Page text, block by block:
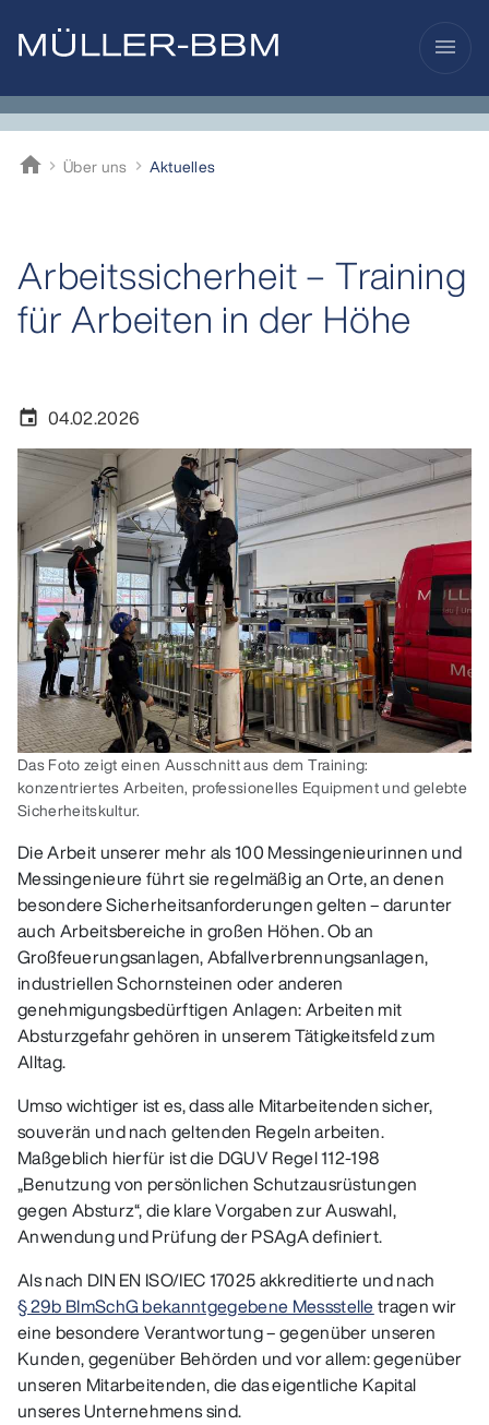
menu
home
Müller-BBMÜber uns Aktuelles
Arbeitssicherheit – Training
für Arbeiten in der Höhe
event 04.02.2026
Das Foto zeigt einen Ausschnitt aus dem Training:
konzentriertes Arbeiten, professionelles Equipment und gelebte
Sicherheitskultur.
Die Arbeit unserer mehr als 100 Messingenieurinnen und
Messingenieure führt sie regelmäßig an Orte, an denen
besondere Sicherheitsanforderungen gelten – darunter
auch Arbeitsbereiche in großen Höhen. Ob an
Großfeuerungsanlagen, Abfallverbrennungsanlagen,
industriellen Schornsteinen oder anderen
genehmigungsbedürftigen Anlagen: Arbeiten mit
Absturzgefahr gehören in unserem Tätigkeitsfeld zum
Alltag.
Umso wichtiger ist es, dass alle Mitarbeitenden sicher,
souverän und nach geltenden Regeln arbeiten.
Maßgeblich hierfür ist die DGUV Regel 112‑198
„Benutzung von persönlichen Schutzausrüstungen
gegen Absturz“, die klare Vorgaben zur Auswahl,
Anwendung und Prüfung der PSAgA definiert.
Als nach DIN EN ISO/IEC 17025 akkreditierte und nach
§ 29b BImSchG bekanntgegebene Messstelletragen wir
eine besondere Verantwortung – gegenüber unseren
Kunden, gegenüber Behörden und vor allem: gegenüber
unseren Mitarbeitenden, die das eigentliche Kapital
unseres Unternehmens sind.